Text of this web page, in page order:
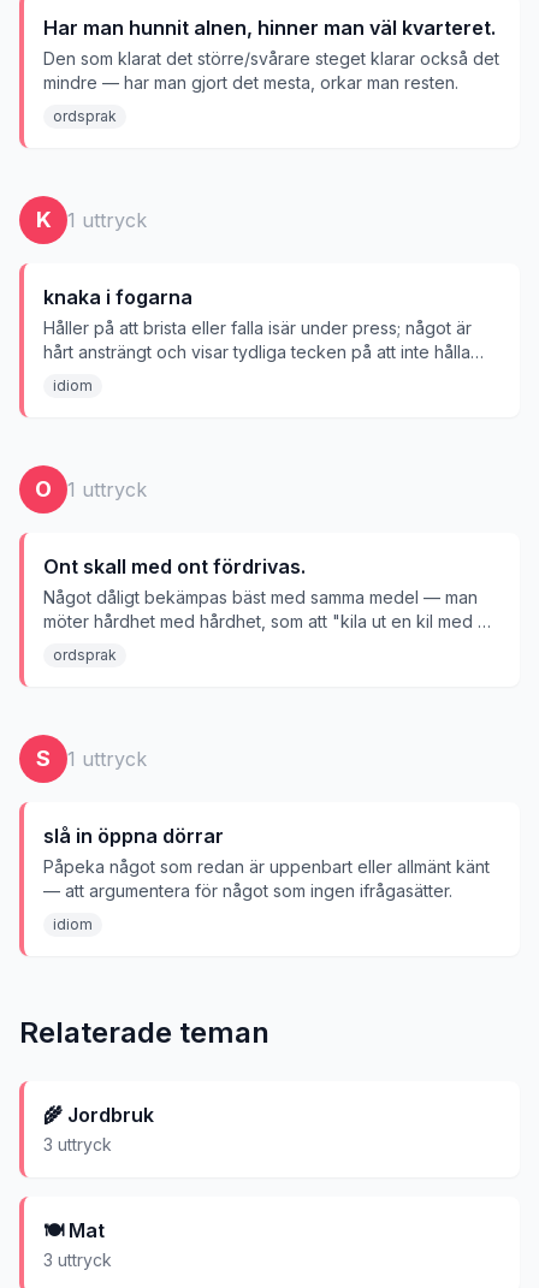
Har man hunnit alnen, hinner man väl kvarteret.
Den som klarat det större/svårare steget klarar också det
mindre — har man gjort det mesta, orkar man resten.
ordsprak
K 1 uttryck
knaka i fogarna
Håller på att brista eller falla isär under press; något är
hårt ansträngt och visar tydliga tecken på att inte hålla
ihop.
idiom
O 1 uttryck
Ont skall med ont fördrivas.
Något dåligt bekämpas bäst med samma medel — man
möter hårdhet med hårdhet, som att "kila ut en kil med en
ordsprak
S 1 uttryck
slå in öppna dörrar
Påpeka något som redan är uppenbart eller allmänt känt
— att argumentera för något som ingen ifrågasätter.
idiom
Relaterade teman
🌾 Jordbruk
3 uttryck
🍽️ Mat
3 uttryck